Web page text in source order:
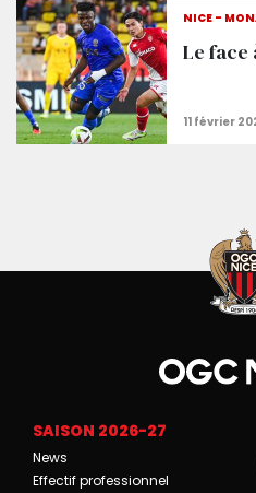
NICE -
Le face
Tribune Ray
SAISON 2026-27
News
Effectif professionnel